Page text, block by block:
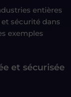
entières
sécurité dans
exemples
et sécurisée